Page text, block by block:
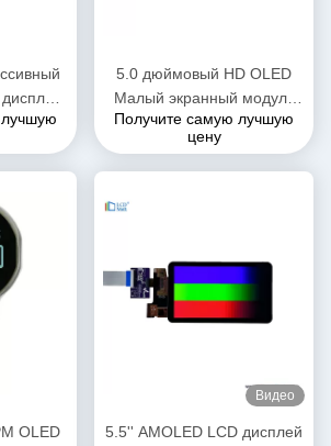
64
5.0 дюймовый HD OLED
Малый экранный модуль
350cd/M2 720*1280
пикселей
Получите самую лучшую
цену
OLED
Видео
5.5'' AMOLED LCD дисплей